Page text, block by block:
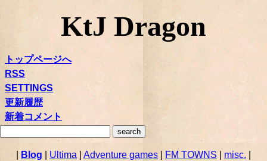
KtJ Dragon
トップページへ
RSS
SETTINGS
更新履歴
新着コメント
Blog Ultima Adventure games FM TOWNS| misc.